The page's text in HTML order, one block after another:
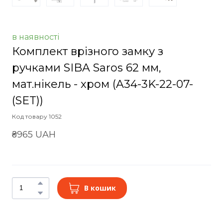
в наявності
Комплект врізного замку з
ручками SIBA Saros 62 мм,
мат.нікель - хром (A34-3K-22-07-
(SET))
Код товару 1052
₴965 UAH
В кошик